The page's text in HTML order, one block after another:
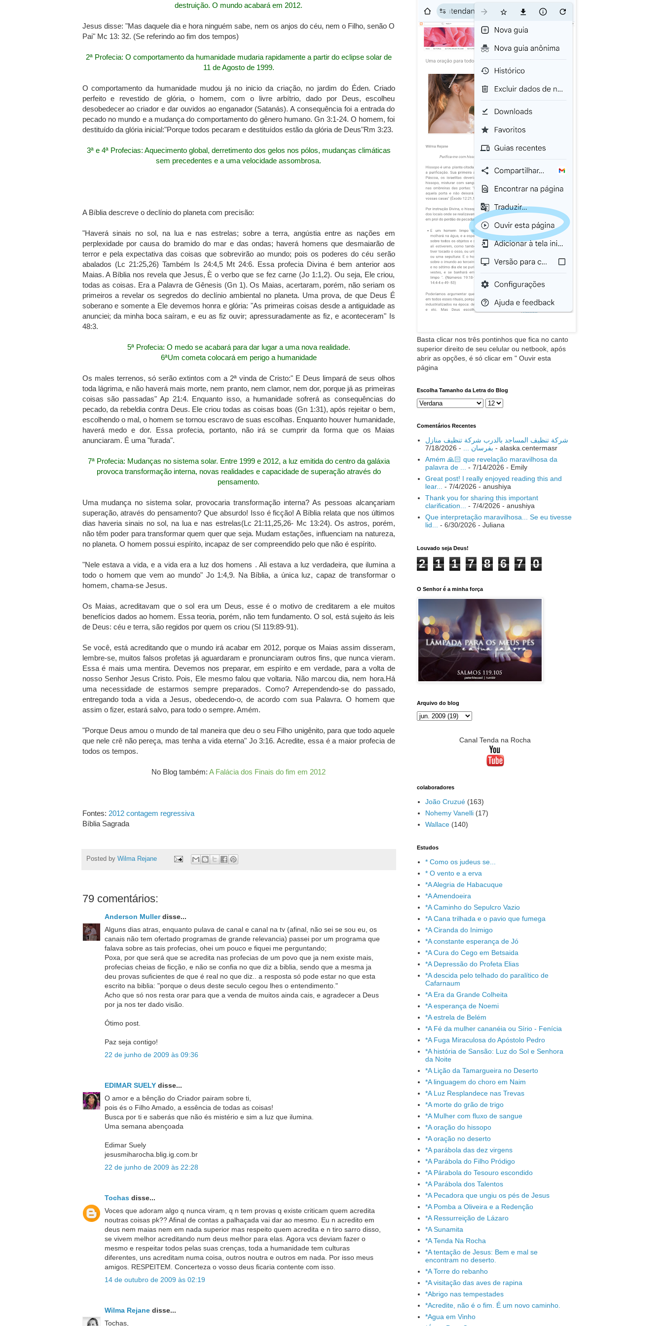
destruição. O mundo acabará em 2012.
Jesus disse: "Mas daquele dia e hora ninguém sabe, nem os anjos do céu, nem o Filho, senão O
Pai" Mc 13: 32. (Se referindo ao fim dos tempos)
2ª Profecia: O comportamento da humanidade mudaria rapidamente a partir do eclipse solar de
11 de Agosto de 1999.
O comportamento da humanidade mudou já no inicio da criação, no jardim do Éden. Criado
perfeito e revestido de glória, o homem, com o livre arbítrio, dado por Deus, escolheu
desobedecer ao criador e dar ouvidos ao enganador (Satanás). A consequência foi a entrada do
pecado no mundo e a mudança do comportamento do gênero humano. Gn 3:1-24. O homem, foi
destituído da glória inicial:"Porque todos pecaram e destituídos estão da glória de Deus"Rm 3:23.
3ª e 4ª Profecias: Aquecimento global, derretimento dos gelos nos pólos, mudanças climáticas
sem precedentes e a uma velocidade assombrosa.
A Bíblia descreve o declínio do planeta com precisão:
"Haverá sinais no sol, na lua e nas estrelas; sobre a terra, angústia entre as nações em
perplexidade por causa do bramido do mar e das ondas; haverá homens que desmaiarão de
terror e pela expectativa das coisas que sobrevirão ao mundo; pois os poderes do céu serão
abalados (Lc 21:25,26) Também Is 24:4,5 Mt 24:6. Essa profecia Divina é bem anterior aos
Maias. A Bíblia nos revela que Jesus, È o verbo que se fez carne (Jo 1:1,2). Ou seja, Ele criou,
todas as coisas. Era a Palavra de Gênesis (Gn 1). Os Maias, acertaram, porém, não seriam os
primeiros a revelar os segredos do declínio ambiental no planeta. Uma prova, de que Deus É
soberano e somente a Ele devemos honra e glória: "As primeiras coisas desde a antiguidade as
anunciei; da minha boca saíram, e eu as fiz ouvir; apressuradamente as fiz, e aconteceram" Is
48:3.
5ª Profecia: O medo se acabará para dar lugar a uma nova realidade.
6ªUm cometa colocará em perigo a humanidade
Os males terrenos, só serão extintos com a 2ª vinda de Cristo:" E Deus limpará de seus olhos
toda lágrima, e não haverá mais morte, nem pranto, nem clamor, nem dor, porque já as primeiras
coisas são passadas" Ap 21:4. Enquanto isso, a humanidade sofrerá as consequências do
pecado, da rebeldia contra Deus. Ele criou todas as coisas boas (Gn 1:31), após rejeitar o bem,
escolhendo o mal, o homem se tornou escravo de suas escolhas. Enquanto houver humanidade,
haverá medo e dor. Essa profecia, portanto, não irá se cumprir da forma que os Maias
anunciaram. É uma "furada".
7ª Profecia: Mudanças no sistema solar. Entre 1999 e 2012, a luz emitida do centro da galáxia
provoca transformação interna, novas realidades e capacidade de superação através do
pensamento.
Uma mudança no sistema solar, provocaria transformação interna? As pessoas alcançariam
superação, através do pensamento? Que absurdo! Isso é ficção! A Bíblia relata que nos últimos
dias haveria sinais no sol, na lua e nas estrelas(Lc 21:11,25,26- Mc 13:24). Os astros, porém,
não têm poder para transformar quem quer que seja. Mudam estações, influenciam na natureza,
no planeta. O homem possui espírito, incapaz de ser compreendido pelo que não é espírito.
"Nele estava a vida, e a vida era a luz dos homens . Ali estava a luz verdadeira, que ilumina a
todo o homem que vem ao mundo" Jo 1:4,9. Na Bíblia, a única luz, capaz de transformar o
homem, chama-se Jesus.
Os Maias, acreditavam que o sol era um Deus, esse é o motivo de creditarem a ele muitos
benefícios dados ao homem. Essa teoria, porém, não tem fundamento. O sol, está sujeito ás leis
de Deus: céu e terra, são regidos por quem os criou (Sl 119:89-91).
Se você, está acreditando que o mundo irá acabar em 2012, porque os Maias assim disseram,
lembre-se, muitos falsos profetas já aguardaram e pronunciaram outros fins, que nunca vieram.
Essa é mais uma mentira. Devemos nos preparar, em espírito e em verdade, para a volta de
nosso Senhor Jesus Cristo. Pois, Ele mesmo falou que voltaria. Não marcou dia, nem hora.Há
uma necessidade de estarmos sempre preparados. Como? Arrependendo-se do passado,
entregando toda a vida a Jesus, obedecendo-o, de acordo com sua Palavra. O homem que
assim o fizer, estará salvo, para todo o sempre. Amém.
"Porque Deus amou o mundo de tal maneira que deu o seu Filho unigênito, para que todo aquele
que nele crê não pereça, mas tenha a vida eterna" Jo 3:16. Acredite, essa é a maior profecia de
todos os tempos.
No Blog também: A Falácia dos Finais do fim em 2012
Fontes: 2012 contagem regressiva
Bíblia Sagrada
Posted by Wilma Rejane
79 comentários:
Anderson Mullerdisse...
Alguns dias atras, enquanto pulava de canal e canal na tv (afinal, não sei se sou eu, os
canais não tem ofertado programas de grande relevancia) passei por um programa que
falava sobre as tais profecias, ohei um pouco e fiquei me perguntando;
Poxa, por que será que se acredita nas profecias de um povo que ja nem existe mais,
profecias cheias de ficção, e não se confia no que diz a biblia, sendo que a mesma ja
deu provas suficientes de que é real no que diz.. a resposta só pode estar no que esta
escrito na biblia: "porque o deus deste seculo cegou lhes o entendimento."
Acho que só nos resta orar para que a venda de muitos ainda cais, e agradecer a Deus
por ja nos ter dado visão.
Ótimo post.
Paz seja contigo!
22 de junho de 2009 às 09:36
EDIMAR SUELYdisse...
O amor e a bênção do Criador pairam sobre ti,
pois és o Filho Amado, a essência de todas as coisas!
Busca por ti e saberás que não és mistério e sim a luz que ilumina.
Uma semana abençoada
Edimar Suely
jesusmiharocha.blig.ig.com.br
22 de junho de 2009 às 22:28
Tochasdisse...
Voces que adoram algo q nunca viram, q n tem provas q existe criticam quem acredita
noutras coisas pk?? Afinal de contas a palhaçada vai dar ao mesmo. Eu n acredito em
deus nem maias nem em nada superior mas respeito quem acredita e n tiro sarro disso,
se vivem melhor acreditando num deus melhor para elas. Agora vcs deviam fazer o
mesmo e respeitar todos pelas suas crenças, toda a humanidade tem culturas
diferentes, uns acreditam numa coisa, outros noutra e outros em nada. Por isso meus
amigos. RESPEITEM. Concerteza o vosso deus ficaria contente com isso.
14 de outubro de 2009 às 02:19
Wilma Rejanedisse...
Tochas,
Basta clicar nos três pontinhos que fica no canto
superior direito de seu celular ou netbook, após
abrir as opções, é só clicar em " Ouvir esta
página
Escolha Tamanho da Letra do Blog
Comentários Recentes
شركة تنظيف المساجد بالدرب شركة تنظيف منازل
بفرسان ...
- 7/18/2026
- alaska.centermasr
Amém 🙏🏻 que revelação maravilhosa da
palavra de ...
- 7/14/2026 - Emily
Great post! I really enjoyed reading this and
lear...
- 7/4/2026 - anushiya
Thank you for sharing this important
clarification...
- 7/4/2026 - anushiya
Que interpretação maravilhosa... Se eu tivesse
lid...
- 6/30/2026 - Juliana
Louvado seja Deus!
2 1 1 7 8 6 7 0
O Senhor é a minha força
Arquivo do blog
Canal Tenda na Rocha
colaboradores
João Cruzué (163)
Nohemy Vanelli (17)
Wallace (140)
Estudos
* Como os judeus se...
* O vento e a erva
*A Alegria de Habacuque
*A Amendoeira
*A Caminho do Sepulcro Vazio
*A Cana trilhada e o pavio que fumega
*A Ciranda do Inimigo
*A constante esperança de Jó
*A Cura do Cego em Betsaida
*A Depressão do Profeta Elias
*A descida pelo telhado do paralítico de
Cafarnaum
*A Era da Grande Colheita
*A esperança de Noemi
*A estrela de Belém
*A Fé da mulher cananéia ou Sírio - Fenícia
*A Fuga Miraculosa do Apóstolo Pedro
*A história de Sansão: Luz do Sol e Senhora
da Noite
*A Lição da Tamargueira no Deserto
*A linguagem do choro em Naim
*A Luz Resplandece nas Trevas
*A morte do grão de trigo
*A Mulher com fluxo de sangue
*A oração do hissopo
*A oração no deserto
*A parábola das dez virgens
*A Parábola do Filho Pródigo
*A Párabola do Tesouro escondido
*A Parábola dos Talentos
*A Pecadora que ungiu os pés de Jesus
*A Pomba a Oliveira e a Redenção
*A Ressurreição de Lázaro
*A Sunamita
*A Tenda Na Rocha
*A tentação de Jesus: Bem e mal se
encontram no deserto.
*A Torre do rebanho
*A visitação das aves de rapina
*Abrigo nas tempestades
*Acredite, não é o fim. É um novo caminho.
*Agua em Vinho